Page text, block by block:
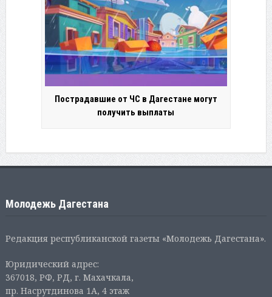
Пострадавшие от ЧС в Дагестане могут
получить выплаты
Молодежь Дагестана
Редакция республиканской газеты «Молодежь Дагестана».
Юридический адрес:
367018, РФ, РД, г. Махачкала,
пр. Насрутдинова 1А, 4 этаж